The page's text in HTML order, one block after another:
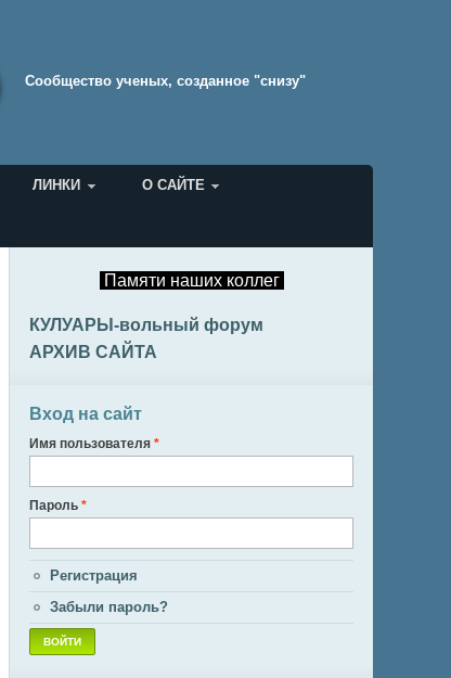
Cообщество ученых, созданное "снизу"
ЛИНКИ О САЙТЕ
Памяти наших коллег
КУЛУАРЫ-вольный форум
АРХИВ САЙТА
Вход на сайт
Имя пользователя *
Пароль *
Регистрация
Забыли пароль?